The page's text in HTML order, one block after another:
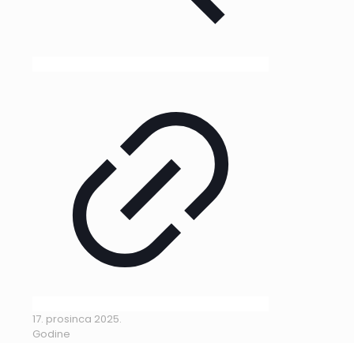
17. prosinca 2025.
Godine